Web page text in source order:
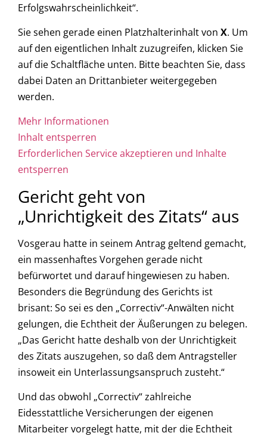
Erfolgswahrscheinlichkeit“.
Sie sehen gerade einen Platzhalterinhalt von X. Um
auf den eigentlichen Inhalt zuzugreifen, klicken Sie
auf die Schaltfläche unten. Bitte beachten Sie, dass
dabei Daten an Drittanbieter weitergegeben
werden.
Mehr Informationen
Inhalt entsperren
Erforderlichen Service akzeptieren und Inhalte
entsperren
Gericht geht von
„Unrichtigkeit des Zitats“ aus
Vosgerau hatte in seinem Antrag geltend gemacht,
ein massenhaftes Vorgehen gerade nicht
befürwortet und darauf hingewiesen zu haben.
Besonders die Begründung des Gerichts ist
brisant: So sei es den „Correctiv“-Anwälten nicht
gelungen, die Echtheit der Äußerungen zu belegen.
„Das Gericht hatte deshalb von der Unrichtigkeit
des Zitats auszugehen, so daß dem Antragsteller
insoweit ein Unterlassungsanspruch zusteht.“
Und das obwohl „Correctiv“ zahlreiche
Eidesstattliche Versicherungen der eigenen
Mitarbeiter vorgelegt hatte, mit der die Echtheit